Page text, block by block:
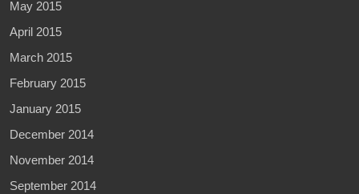
May 2015
April 2015
March 2015
February 2015
January 2015
December 2014
November 2014
September 2014